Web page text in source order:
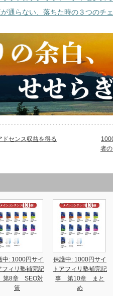
通らない、落ちた時の３つのチ
センス収益を得る
者
中: 1000円サイ
フィリ塾補完記
8章 SEO対
策
保護中: 1000円サイ
トアフィリ塾補完記
事 第10章 まと
め